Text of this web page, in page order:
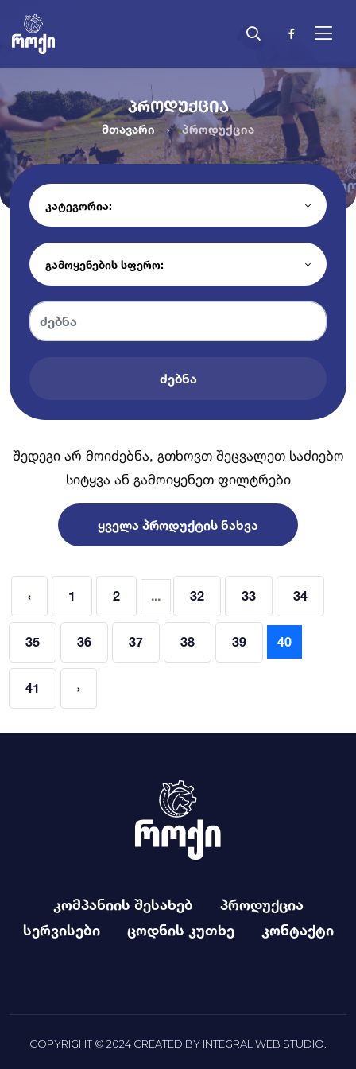
ᲞᲠᲝᲓᲣᲥᲪᲘᲐ
მთავარი პროდუქცია
ᲫᲔᲑᲜᲐ
შედეგი არ მოიძებნა, გთხოვთ შეცვალეთ საძიებო
სიტყვა ან გამოიყენეთ ფილტრები
ᲧᲕᲔᲚᲐ ᲞᲠᲝᲓᲣᲥᲢᲘᲡ ᲜᲐᲮᲕᲐ
‹ 1 2 ... 32 33 34
35 36 37 38 39 40
41 ›
კომპანიის შესახებ
პროდუქცია
სერვისები
ცოდნის კუთხე კონტაქტი
COPYRIGHT © 2024 CREATED BY INTEGRAL WEB STUDIO